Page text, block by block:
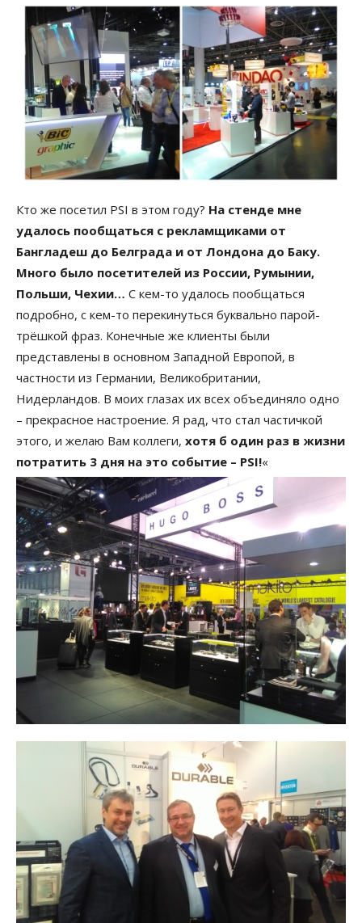
Кто же посетил PSI в этом году? На стенде мне
удалось пообщаться с рекламщиками от
Бангладеш до Белграда и от Лондона до Баку.
Много было посетителей из России, Румынии,
Польши, Чехии… С кем-то удалось пообщаться
подробно, с кем-то перекинуться буквально парой-
трёшкой фраз. Конечные же клиенты были
представлены в основном Западной Европой, в
частности из Германии, Великобритании,
Нидерландов. В моих глазах их всех объединяло одно
– прекрасное настроение. Я рад, что стал частичкой
этого, и желаю Вам коллеги, хотя б один раз в жизни
потратить 3 дня на это событие – PSI!«